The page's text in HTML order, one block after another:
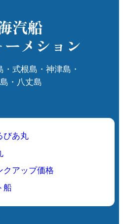
汽船
メション
式根島・神津島・
・八丈島
びあ丸
クアップ価格
船